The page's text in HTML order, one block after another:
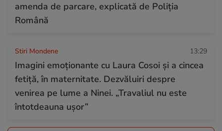
amenda de parcare, explicată de Poliția
Română
Stiri Mondene 13:29
Imagini emoționante cu Laura Cosoi și a cincea
fetiță, în maternitate. Dezvăluiri despre
venirea pe lume a Ninei. „Travaliul nu este
întotdeauna ușor”